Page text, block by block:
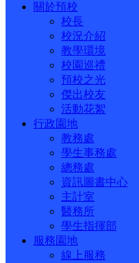
關於預校
校長
校況介紹
教學環境
校園巡禮
預校之光
傑出校友
活動花絮
行政園地
教務處
學生事務處
總務處
資訊圖書中心
主計室
醫務所
學生指揮部
服務園地
線上服務